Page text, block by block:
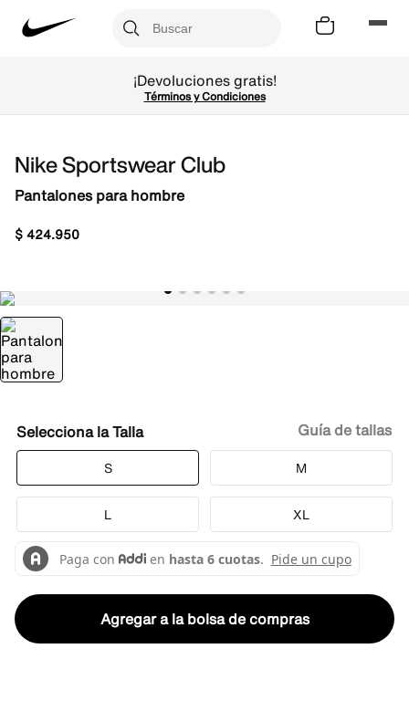
¡Devoluciones gratis!
Términos y Condiciones
Nike Sportswear Club
Pantalones para hombre
$424.950
Talla
S M
L XL
Guía de tallas
Agregar a la bolsa de compras